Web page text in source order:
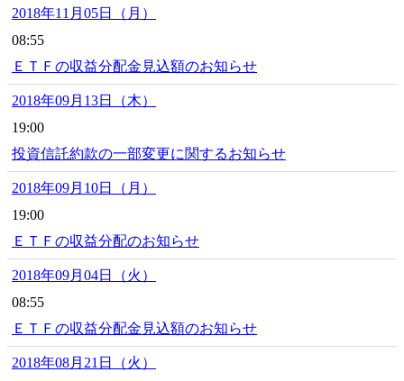
2018年11月05日（月）
08:55
ＥＴＦの収益分配金見込額のお知らせ
2018年09月13日（木）
19:00
投資信託約款の一部変更に関するお知らせ
2018年09月10日（月）
19:00
ＥＴＦの収益分配のお知らせ
2018年09月04日（火）
08:55
ＥＴＦの収益分配金見込額のお知らせ
2018年08月21日（火）